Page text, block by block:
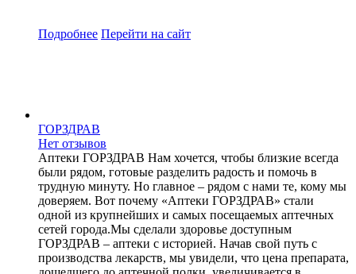
Подробнее Перейти на сайт
ГОРЗДРАВ
Нет отзывов
Аптеки ГОРЗДРАВ Нам хочется, чтобы близкие всегда
были рядом, готовые разделить радость и помочь в
трудную минуту. Но главное – рядом с нами те, кому мы
доверяем. Вот почему «Аптеки ГОРЗДРАВ» стали
одной из крупнейших и самых посещаемых аптечных
сетей города.Мы сделали здоровье доступным
ГОРЗДРАВ – аптеки с историей. Начав свой путь с
производства лекарств, мы увидели, что цена препарата,